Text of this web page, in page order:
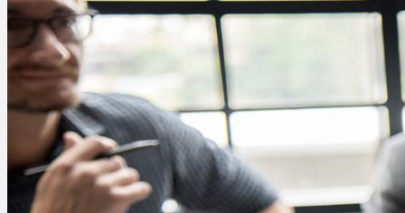
Cannabis Karte
Zen TV
Erfahrungen